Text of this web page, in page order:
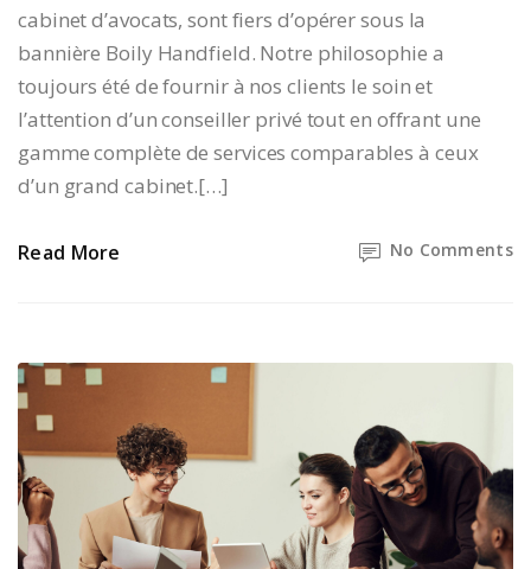
cabinet d’avocats, sont fiers d’opérer sous la
bannière Boily Handfield. Notre philosophie a
toujours été de fournir à nos clients le soin et
l’attention d’un conseiller privé tout en offrant une
gamme complète de services comparables à ceux
d’un grand cabinet.[…]
Read More No Comments